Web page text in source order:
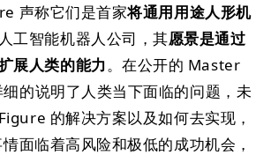
声称它们是首家将通用用途人形机
工智能机器人公司，其愿景是通过
展人类的能力。在公开的 Master
的说明了人类当下面临的问题，未
的解决方案以及如何去实现，
面临着高风险和极低的成功机会，